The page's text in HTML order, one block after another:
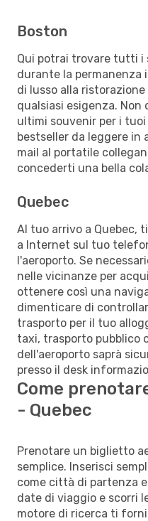
Boston
Qui potrai trovare tutti i
durante la permanenza
di lusso alla
qualsiasi esigenza.
ultimi souvenir per i
bestseller da leggere in
mail al portatile
concederti una bella
Quebec
Al tuo arrivo a Quebec,
a Internet sul tuo
l'aeroporto. Se
nelle vicinanze per
ottenere così una
dimenticare di
trasporto per il tuo
taxi, trasporto pubblico
dell'aeroporto saprà
presso il desk
Come
- Quebec
Prenotare un biglietto
semplice. Inserisci
come città di partenza
date di viaggio e scorri
motore di ricerca ti